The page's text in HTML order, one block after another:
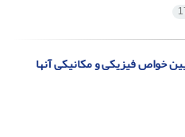
خواص فیزیکی و مکانیکی آنها